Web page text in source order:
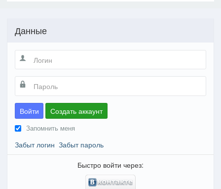
Данные
Войти Создать аккаунт
Запомнить меня
Забыт логин Забыт пароль
Быстро войти через: